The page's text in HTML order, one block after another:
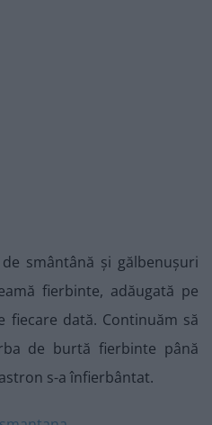
smântână și gălbenușuri
fierbinte, adăugată pe
fiecare dată. Continuăm să
de burtă fierbinte până
s-a înfierbântat.